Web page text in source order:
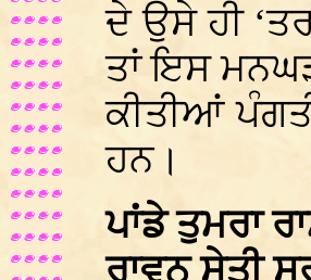
ਦੇ ਉਸੇ ਹੀ
ਤਾਂ ਇਸ
ਕੀਤੀਆਂ
ਹਨ।
ਪਾਂਡੇ ਤੁਮਰਾ
ਰਾਵਨ ਸੇਤੀ